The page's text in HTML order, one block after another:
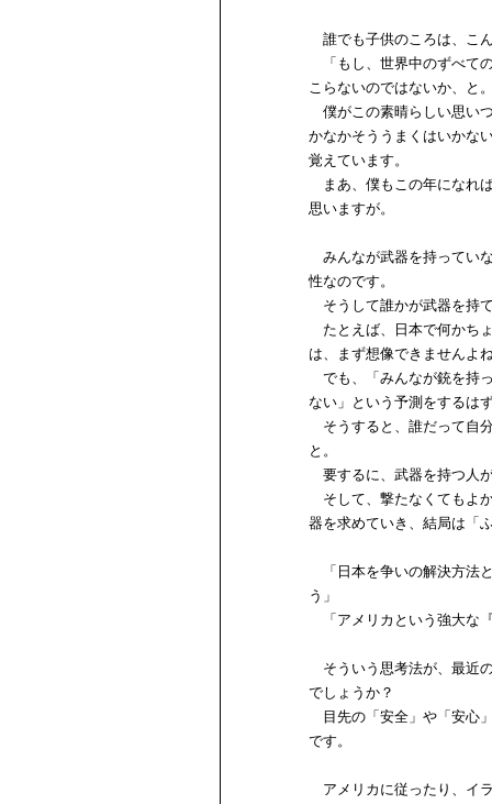
誰でも子供のころは、こ
「もし、世界中のずべて
こらないのではないか、と
僕がこの素晴らしい思い
かなかそううまくはいかな
覚えています。
まあ、僕もこの年になれ
思いますが。
みんなが武器を持ってい
性なのです。
そうして誰かが武器を持
たとえば、日本で何かち
は、まず想像できませんよ
でも、「みんなが銃を持
ない」という予測をするは
そうすると、誰だって自
と。
要するに、武器を持つ人
そして、撃たなくてもよ
器を求めていき、結局は「
「日本を争いの解決方法
う」
「アメリカという強大な
そういう思考法が、最近
でしょうか？
目先の「安全」や「安心
です。
アメリカに従ったり、イ